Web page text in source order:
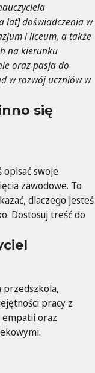
lat] doświadczenia w
i liceum, a także
na kierunku
oraz pasja do
w rozwój uczniów w
się
swoje
zawodowe. To
dlaczego jesteś
Dostosuj treść do
przedszkola,
pracy z
empatii oraz